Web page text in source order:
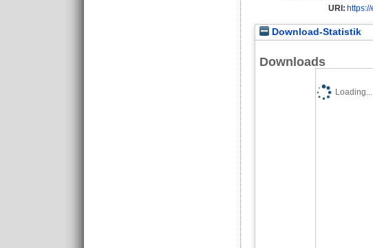
URI:
Download-Statistik
Downloads
Loading...